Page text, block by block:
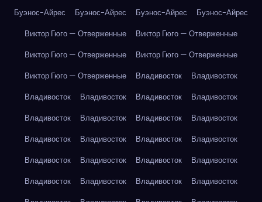
Буэнос-Айрес
Буэнос-Айрес Буэнос-Айрес
Буэнос-Айрес
Виктор Гюго — Отверженные
Виктор Гюго — Отверженные
Виктор Гюго — Отверженные
Виктор Гюго — Отверженные
Виктор Гюго — Отверженные
Владивосток
Владивосток
Владивосток
Владивосток Владивосток
Владивосток
Владивосток
Владивосток Владивосток
Владивосток
Владивосток
Владивосток Владивосток
Владивосток
Владивосток
Владивосток Владивосток
Владивосток
Владивосток
Владивосток Владивосток
Владивосток